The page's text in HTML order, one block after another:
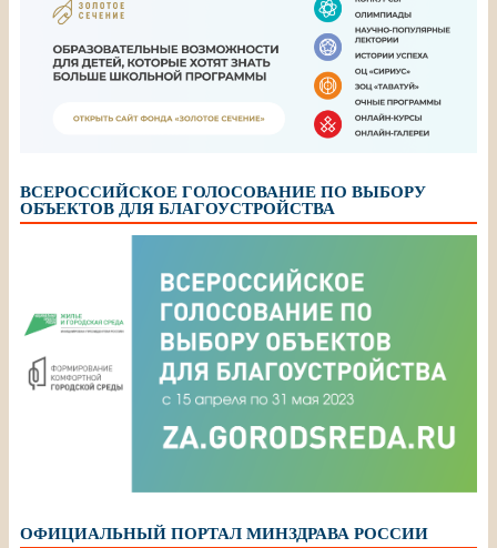
ВСЕРОССИЙСКОЕ ГОЛОСОВАНИЕ ПО ВЫБОРУ
ОБЪЕКТОВ ДЛЯ БЛАГОУСТРОЙСТВА
ОФИЦИАЛЬНЫЙ ПОРТАЛ МИНЗДРАВА РОССИИ